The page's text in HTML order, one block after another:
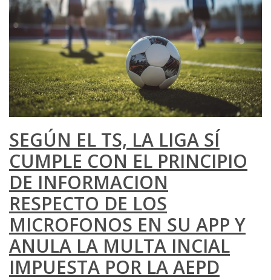
SEGÚN EL TS, LA LIGA SÍ
CUMPLE CON EL PRINCIPIO
DE INFORMACION
RESPECTO DE LOS
MICROFONOS EN SU APP Y
ANULA LA MULTA INCIAL
IMPUESTA POR LA AEPD